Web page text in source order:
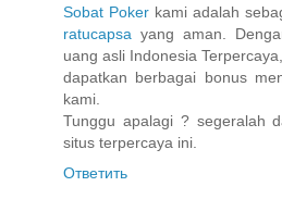
Sobat Poker kami adalah
ratucapsa yang aman.
uang asli Indonesia
dapatkan berbagai bonus
kami.
Tunggu apalagi ? segeralah
situs terpercaya ini.
Ответить